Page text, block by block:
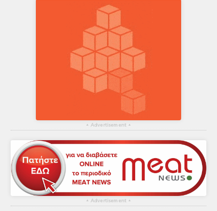
▴ Advertisement ▴
▴ Advertisement ▴